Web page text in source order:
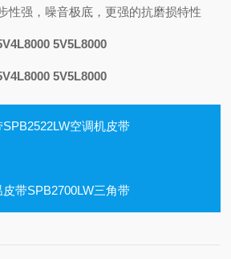
性强，噪音极底，更强的抗磨损特性
5V5L8000
5V5L8000
SPB2522LW空调机皮带
皮带SPB2700LW三角带